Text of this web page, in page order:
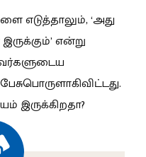
எடுத்தாலும், ‘அது
என்று
இருக்கிறதா?